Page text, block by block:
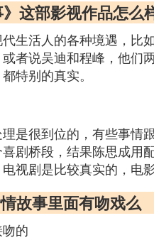
这部影视作品怎么
生活人的各种境遇，比
者说吴迪和程峰，他们
特别的真实。
是很到位的，有些事情
剧桥段，结果陈思成用
视剧是比较真实的，电
故事里面有吻戏么
的